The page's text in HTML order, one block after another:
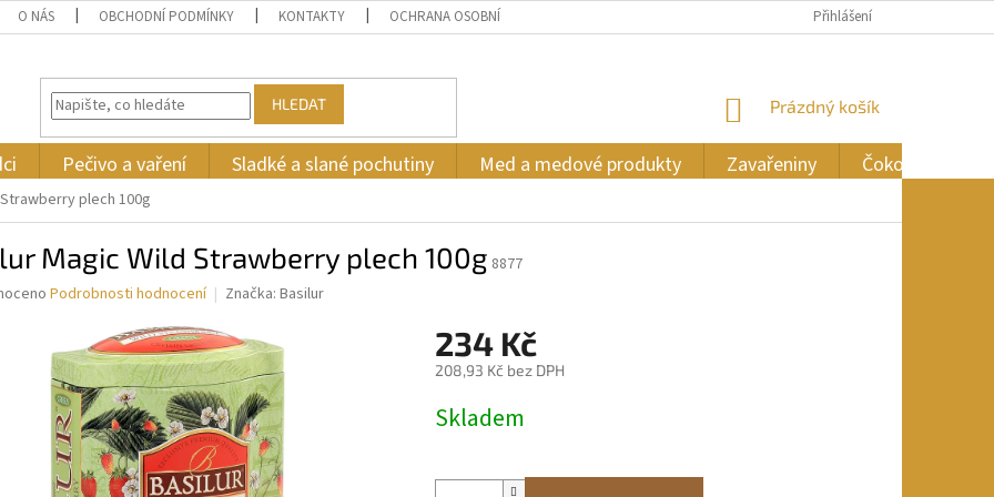
O NÁS OBCHODNÍ PODMÍNKY KONTAKTY OCHRANA OSOBNÍCH ÚDAJŮ Přihlášení
HLEDAT
NÁKUPNÍ
Prázdný košík
Pečivo a vaření Sladké a slané pochutiny Med a medové produkty Zavařeniny Čokoláda
plech 100g
Magic Wild Strawberry plech 100g 8877
Podrobnosti hodnocení Značka: Basilur
234 Kč
208,93 Kč bez DPH
cena:
Skladem